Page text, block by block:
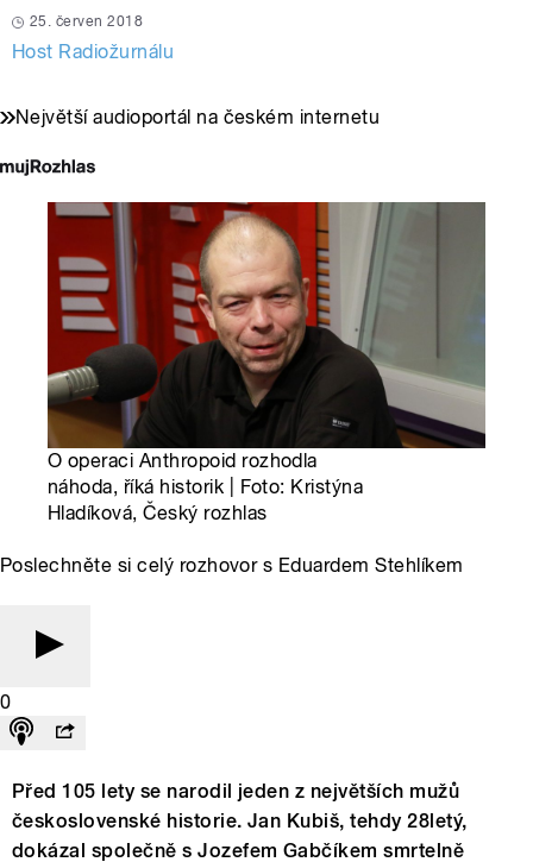
25. červen 2018
Host Radiožurnálu
Největší audioportál na českém internetu
O operaci Anthropoid rozhodla
náhoda, říká historik | Foto: Kristýna
Hladíková, Český rozhlas
Poslechněte si celý rozhovor s Eduardem Stehlíkem
0
Před 105 lety se narodil jeden z největších mužů
československé historie. Jan Kubiš, tehdy 28letý,
dokázal společně s Jozefem Gabčíkem smrtelně